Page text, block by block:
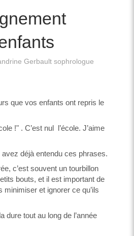
Gerbault sophrologue
que vos enfants ont repris le
!" . C’est nul l’école. J’aime
déjà entendu ces phrases.
c’est souvent un tourbillon
bouts, et il est important de
et ignorer ce qu’ils
dure tout au long de l’année